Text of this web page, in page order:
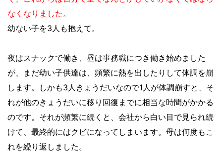
なくなりました。
幼ない子を3人も抱えて。
夜はスナックで働き、昼は事務職につき働き始めました
が、まだ幼い子供達は、頻繁に熱を出したりして体調を崩
します。しかも3人きょうだいなので1人が体調崩すと、そ
れが他のきょうだいに移り回復までに相当な時間がかかる
のです。それが頻繁に続くと、会社から白い目で見られ続
けて、最終的にはクビになってしまいます。母は何度もこ
れを繰り返しました。